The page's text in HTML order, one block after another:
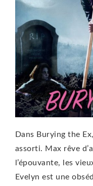
Dans Burying the
assorti. Max rêve
l’épouvante, les
Evelyn est une